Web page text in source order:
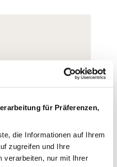
für Präferenzen,
die Informationen auf Ihrem
zugreifen und Ihre
verarbeiten, nur mit Ihrer